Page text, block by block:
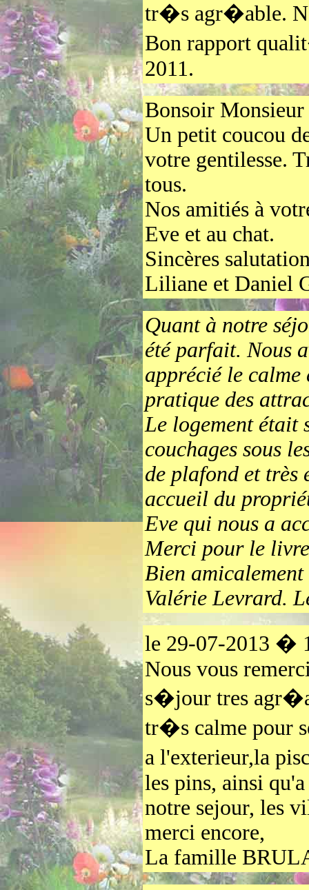
tr�s agr�able.
Bon rapport
2011.
Bonsoir
Un petit coucou
votre gentilesse.
tous.
Nos amitiés à
Eve et au chat.
Sincères
Liliane et Daniel
Quant à notre
été parfait. Nous
apprécié le calme
pratique des
Le logement était
couchages sous
de plafond et très
accueil du
Eve qui nous a
Merci pour le
Bien amicalement
Valérie Levrard.
le 29-07-2013 �
Nous vous
s�jour tres
tr�s calme pour
a l'exterieur,la
les pins, ainsi
notre sejour, les
merci encore,
La famille